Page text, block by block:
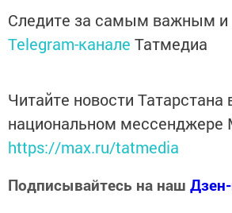
Следите за самым важным и
Telegram-канале Татмедиа
Читайте новости Татарстана
национальном мессенджере
https://max.ru/tatmedia
Подписывайтесь на наш